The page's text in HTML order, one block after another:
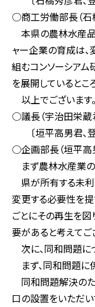
○商工労働部長（石
本県の農林水産品
ャー企業の育成は、
組むコンソーシアム
を展開しているとこ
以上でございます。
○議長（宇治田栄
〔垣平高男君、登
○企画部長（垣平高
まず農林水産業の
県が所有する未利
変更する必要性を提
ごとにその再生を
要があると考えてご
次に、同和問題に
まず、同和問題に
同和問題解決のた
口の設置をいただい